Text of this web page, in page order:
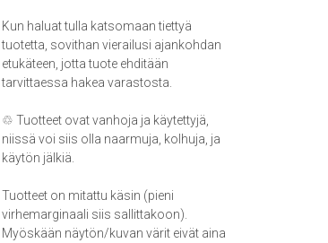
Kun haluat tulla katsomaan tiettyä
tuotetta, sovithan vierailusi ajankohdan
etukäteen, jotta tuote ehditään
tarvittaessa hakea varastosta.
♲ Tuotteet ovat vanhoja ja käytettyjä,
niissä voi siis olla naarmuja, kolhuja, ja
käytön jälkiä.
Tuotteet on mitattu käsin (pieni
virhemarginaali siis sallittakoon).
Myöskään näytön/kuvan värit eivät aina